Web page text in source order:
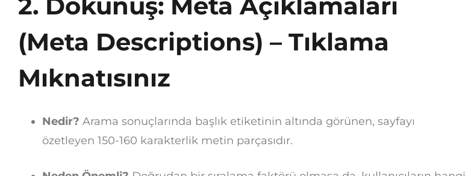
(Meta Descriptions) – Tıklama
Mıknatısınız
Nedir? Arama sonuçlarında başlık etiketinin altında görünen, sayfayı
özetleyen 150-160 karakterlik metin parçasıdır.